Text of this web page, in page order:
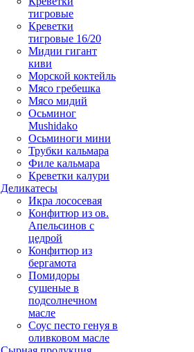
тигровые
Креветки
тигровые 16/20
Мидии гигант
киви
Морской коктейль
Мясо гребешка
Мясо мидий
Осьминог
Mushidako
Осьминоги мини
Трубки кальмара
Филе кальмара
Креветки калури
Деликатесы
Икра лососевая
Конфитюр из ов.
Апельсинов с
цедрой
Конфитюр из
бергамота
Помидоры
сушеные в
подсолнечном
масле
Соус песто генуя в
оливковом масле